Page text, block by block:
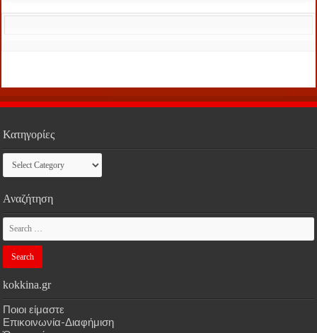
Κατηγορίες
Κατηγορίες
Αναζήτηση
kokkina.gr
Ποιοι είμαστε
Επικοινωνία-Διαφήμιση